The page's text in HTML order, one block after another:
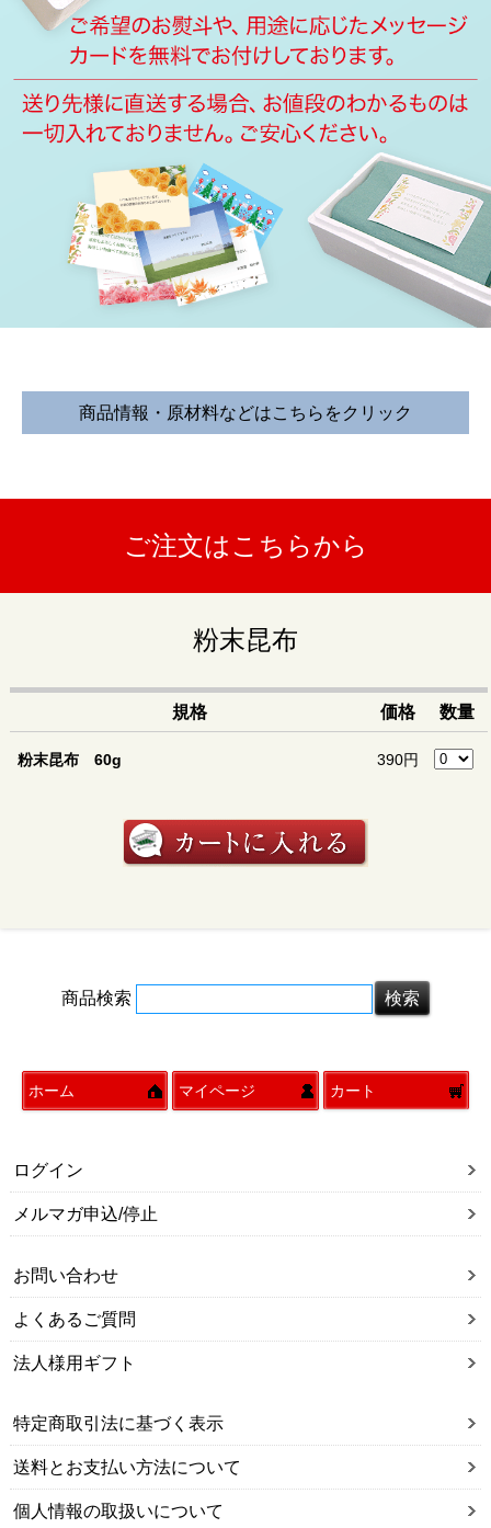
商品情報・原材料などはこちらをクリック
して下さい）
います)をして、湿気を避け、お早め
にお召し上がりください。
原材料
北海道産昆布
送料 送料表をご確認下さい。
昆布(北海道産)
ご注文はこちらから
粉末昆布
規格 価格 数量
粉末昆布 60g 390円
商品検索
ホーム マイページ カート
ログイン
メルマガ申込/停止
お問い合わせ
よくあるご質問
法人様用ギフト
特定商取引法に基づく表示
送料とお支払い方法について
個人情報の取扱いについて